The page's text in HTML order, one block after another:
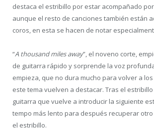
destaca el estribillo por estar acompañado
aunque el resto de canciones también están
coros, en esta se hacen de notar
“A thousand miles away”, el noveno corte,
de guitarra rápido y sorprende la voz
empieza, que no dura mucho para volver a
este tema vuelven a destacar. Tras el
guitarra que vuelve a introducir la siguiente
tempo más lento para después recuperar
el estribillo.